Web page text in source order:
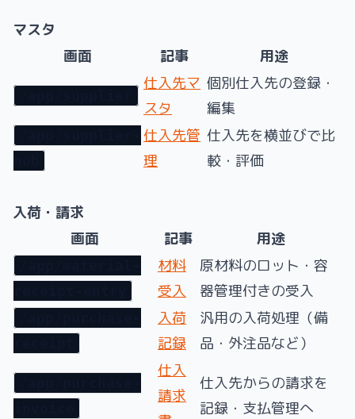
マスタ
画面
記事 用途
仕入先マ
スタ
個別仕入先の登録・
編集
仕入先管
理
仕入先を横並びで比
較・評価
入荷・請求
画面
記事 用途
材料
受入
原材料のロット・容
器管理付きの受入
入荷
記録
汎用の入荷処理（備
品・外注品など）
仕入
請求
仕入先からの請求を
記録・支払管理へ